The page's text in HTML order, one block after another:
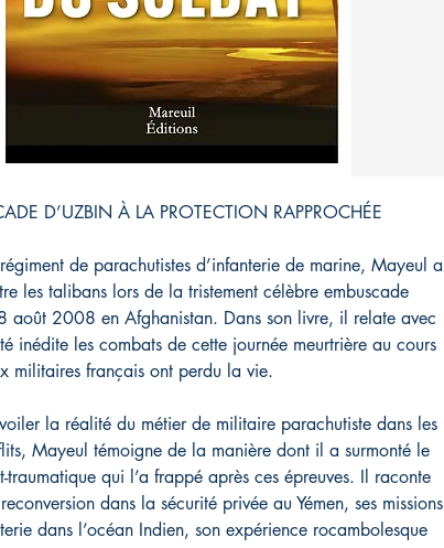
D’UZBIN À LA PROTECTION RAPPROCHÉE
de parachutistes d’infanterie de marine, Mayeul a
les talibans lors de la tristement célèbre embuscade
août 2008 en Afghanistan. Dans son livre, il relate avec
inédite les combats de cette journée meurtrière au cours
militaires français ont perdu la vie.
la réalité du métier de militaire parachutiste dans les
Mayeul témoigne de la manière dont il a surmonté le
traumatique qui l’a frappé après ces épreuves. Il raconte
dans la sécurité privée au Yémen, ses missions
dans l’océan Indien, son expérience rocambolesque